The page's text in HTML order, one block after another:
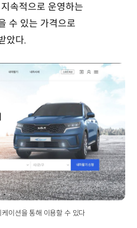
속적으로 운영하는
수 있는 가격으로
았다.
이션을 통해 이용할 수 있다